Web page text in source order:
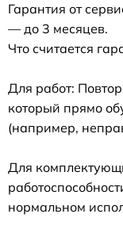
Гарантия от
— до 3 месяцев.
Что считается
Для работ:
который прямо
(например,
Для
нормальном